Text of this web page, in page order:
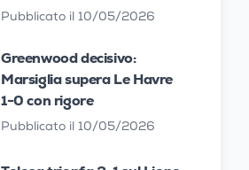
Pubblicato il 10/05/2026
Greenwood decisivo:
Marsiglia supera Le Havre
1-0 con rigore
Pubblicato il 10/05/2026